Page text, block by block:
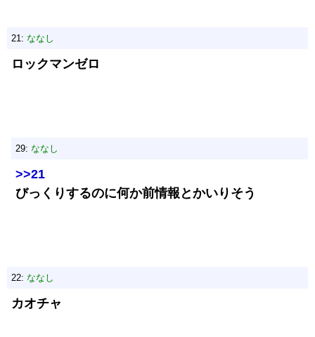
21: ななし
ロックマンゼロ
29: ななし
>>21
びっくりするのに何か前情報とかいりそう
22: ななし
カオチャ